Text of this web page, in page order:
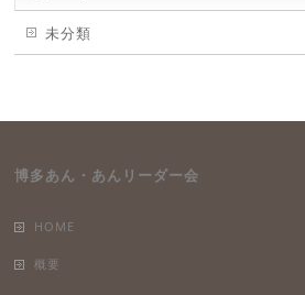
未分類
博多あん・あんリーダー会
HOME
概要